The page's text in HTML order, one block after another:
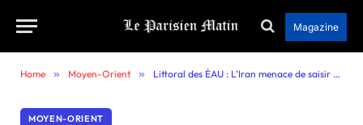
Magazine
Home » Moyen-Orient » Littoral des ÉAU : L’Iran menace de saisir des zones stratégiques dans le Golfe Téhéran 2026
MOYEN-ORIENT